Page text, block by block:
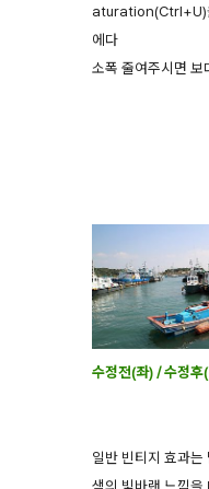
aturation(Ctrl+U)
에다
소폭 줄여주시면 보
수정전(좌) / 수정후
일반 빈티지 효과는